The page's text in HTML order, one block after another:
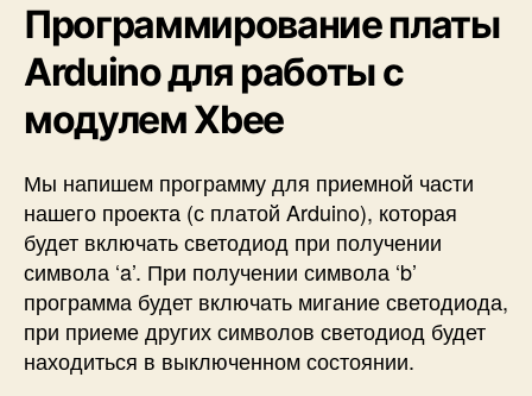
Программирование платы
Arduino для работы с
модулем Xbee
Мы напишем программу для приемной части
нашего проекта (с платой Arduino), которая
будет включать светодиод при получении
символа ‘a’. При получении символа ‘b’
программа будет включать мигание светодиода,
при приеме других символов светодиод будет
находиться в выключенном состоянии.